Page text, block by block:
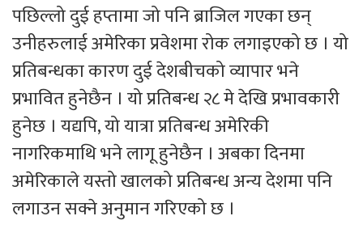
पछिल्लो दुई हप्तामा जो पनि ब्राजिल गएका छन्
उनीहरुलाई अमेरिका प्रवेशमा रोक लगाइएको छ । यो
प्रतिबन्धका कारण दुई देशबीचको व्यापार भने
प्रभावित हुनेछैन । यो प्रतिबन्ध २८ मे देखि प्रभावकारी
हुनेछ । यद्यपि, यो यात्रा प्रतिबन्ध अमेरिकी
नागरिकमाथि भने लागू हुनेछैन । अबका दिनमा
अमेरिकाले यस्तो खालको प्रतिबन्ध अन्य देशमा पनि
लगाउन सक्ने अनुमान गरिएको छ ।